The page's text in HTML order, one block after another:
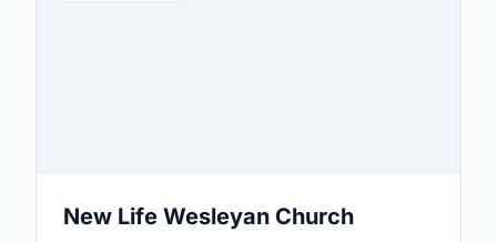
New Life Wesleyan Church